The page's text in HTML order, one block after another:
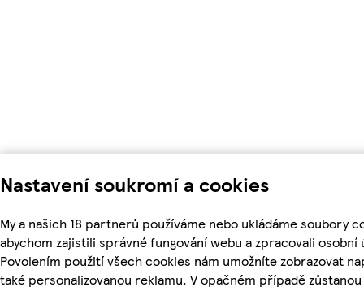
Nastavení soukromí a cookies
My a našich 18 partnerů používáme nebo ukládáme soubory
abychom zajistili správné fungování webu a zpracovali osobní
Povolením použití všech cookies nám umožníte zobrazovat
také personalizovanou reklamu. V opačném případě